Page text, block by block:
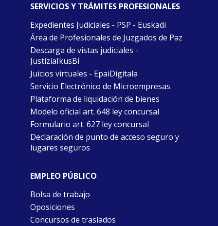
SERVICIOS Y TRÁMITES PROFESIONALES
Expedientes Judiciales - PSP - Euskadi
Área de Profesionales de Juzgados de Paz
Descarga de vistas judiciales -
JustiziaIkusBi
Juicios virtuales - EpaiDigitala
Servicio Electrónico de Microempresas
Plataforma de liquidación de bienes
Modelo oficial art. 648 ley concursal
Formulario art. 627 ley concursal
Declaración de punto de acceso seguro y
lugares seguros
EMPLEO PÚBLICO
Bolsa de trabajo
Oposiciones
Concursos de traslados